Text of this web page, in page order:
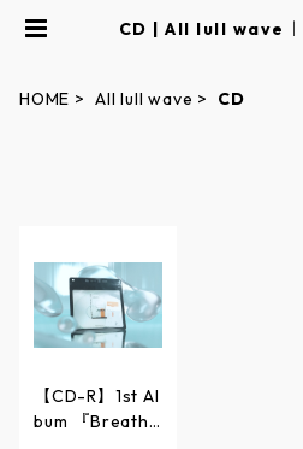
CD | All lull wave
HOME All lull wave CD
【CD-R】1st Al
bum 『Breathi